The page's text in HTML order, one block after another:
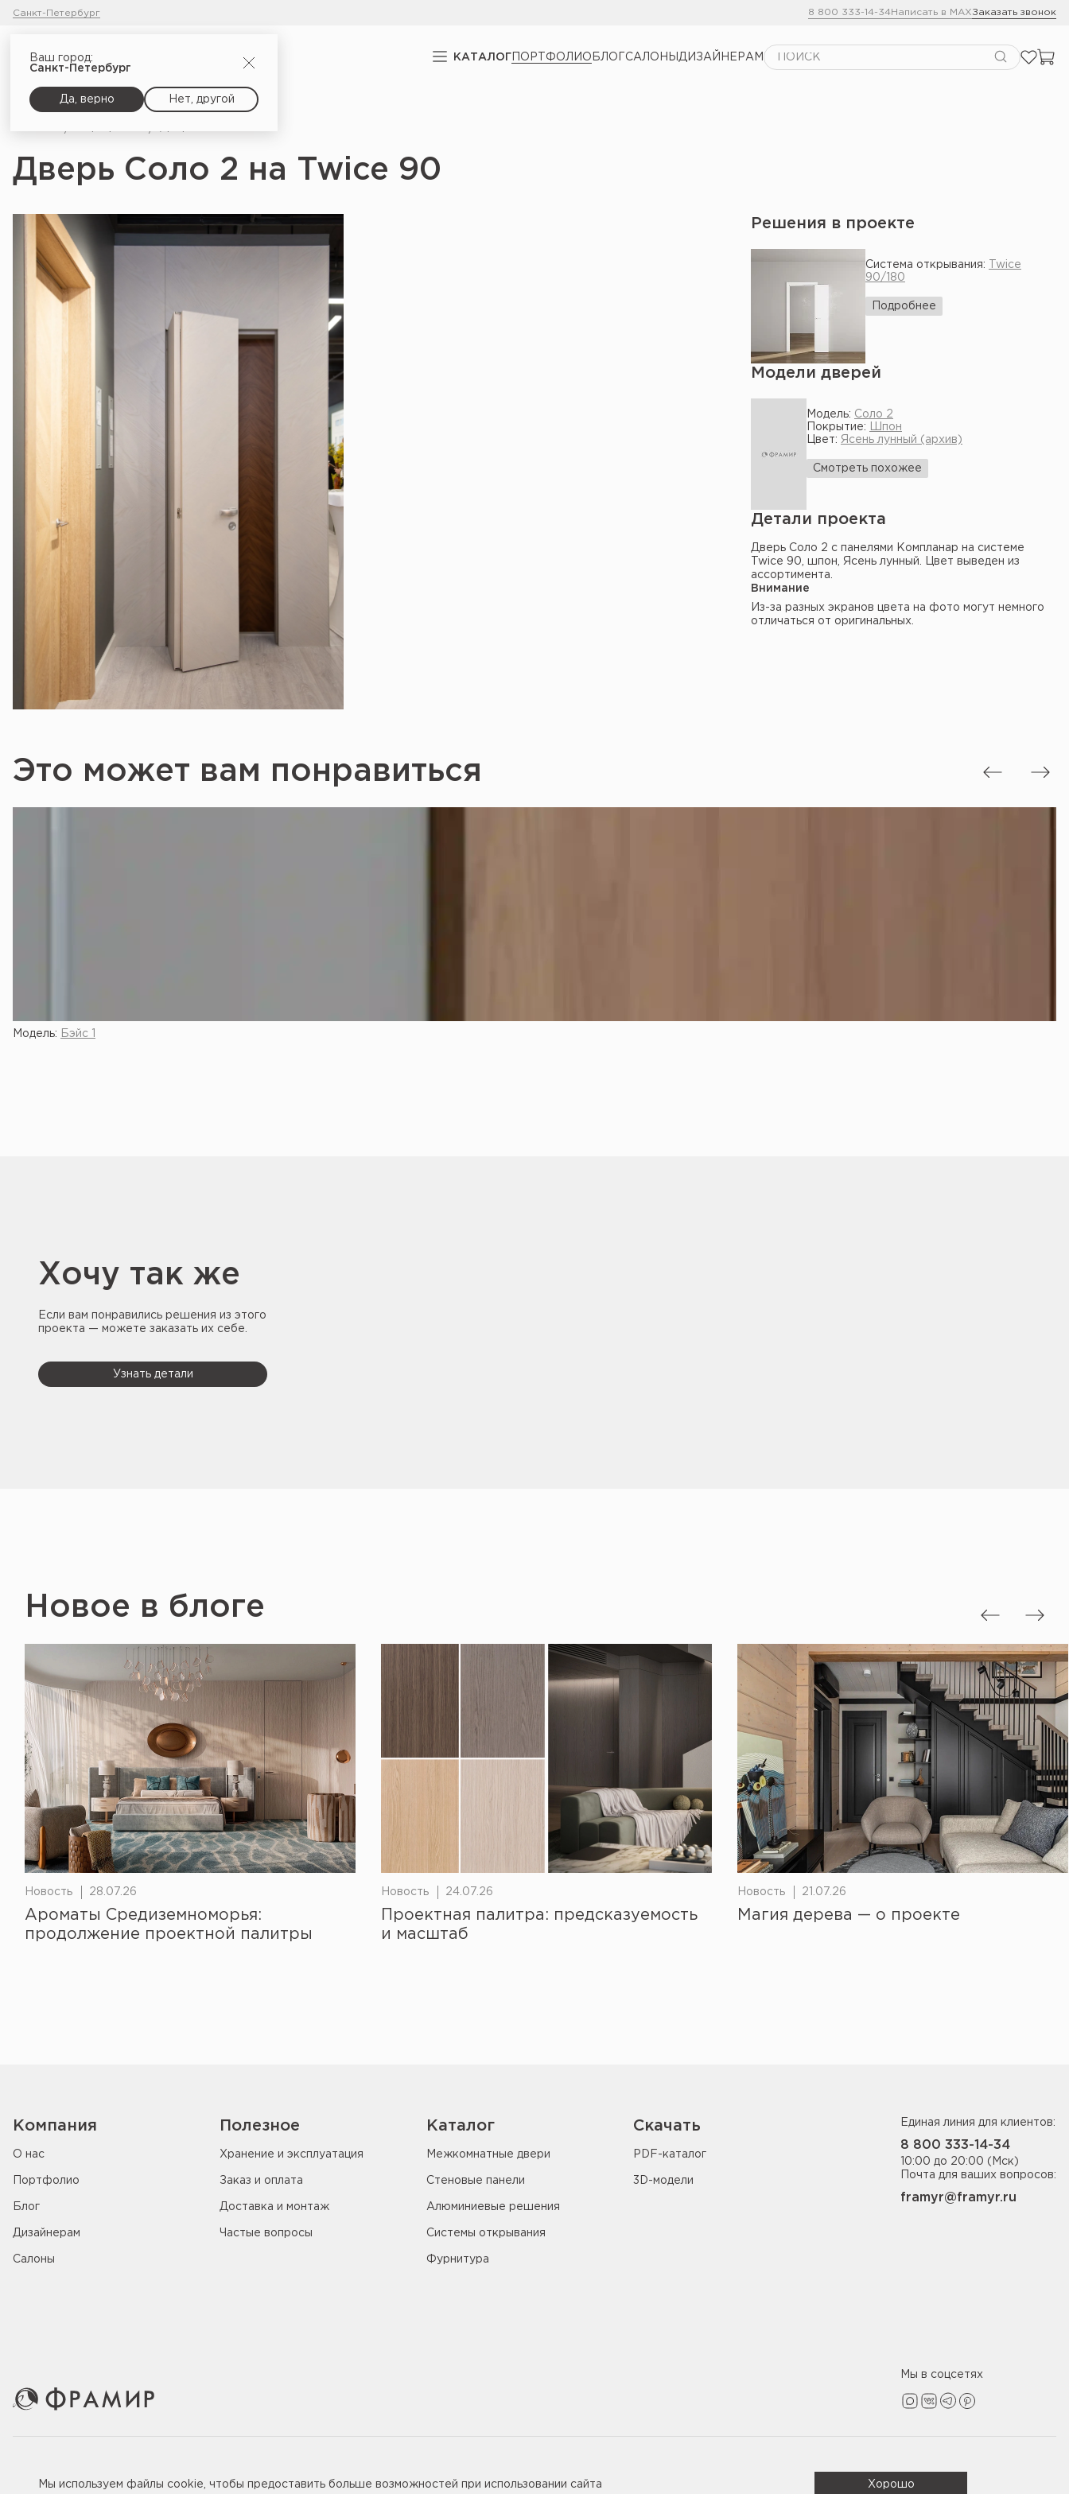
Санкт-Петербург 8 800 333-14-34Написать в MAXЗаказать звонок
КАТАЛОГ ПОРТФОЛИО БЛОГСАЛОНЫ ДИЗАЙНЕРАМ
Ваш город:
Санкт-Петербург
Да, верно Нет, другой
Дверь Соло 2 на Twice 90
Решения в проекте
Система открывания:
Twice
90/180
Подробнее
Модели дверей
Модель: Соло 2
Покрытие:
Шпон
Цвет: Ясень лунный (архив)
Смотреть похожее
Детали проекта
Дверь Соло 2 с панелями Компланар на системе
Twice 90, шпон, Ясень лунный. Цвет выведен из
ассортимента.
Внимание
Из-за разных экранов цвета на фото могут немного
отличаться от оригинальных.
Это может вам понравиться
Модель: Бэйс 1
Хочу так же
Если вам понравились решения из этого
проекта — можете заказать их себе.
Узнать детали
Новое в блоге
Новость 28.07.26
Ароматы Средиземноморья:
продолжение проектной палитры
Новость 24.07.26
Проектная палитра: предсказуемость
и масштаб
Новость 21.07.26
Магия дерева — о проекте
Компания
О нас
Портфолио
Блог
Дизайнерам
Салоны
Полезное
Хранение и эксплуатация
Заказ и оплата
Доставка и монтаж
Частые вопросы
Каталог
Межкомнатные двери
Стеновые панели
Алюминиевые решения
Системы открывания
Фурнитура
Скачать
PDF-каталог
3D-модели
Единая линия для клиентов:
8 800 333-14-34
10:00 до 20:00 (Мск)
Почта для ваших вопросов:
framyr@framyr.ru
Мы в соцсетях
Мы используем файлы cookie , чтобы предоставить больше возможностей при использовании сайта Хорошо